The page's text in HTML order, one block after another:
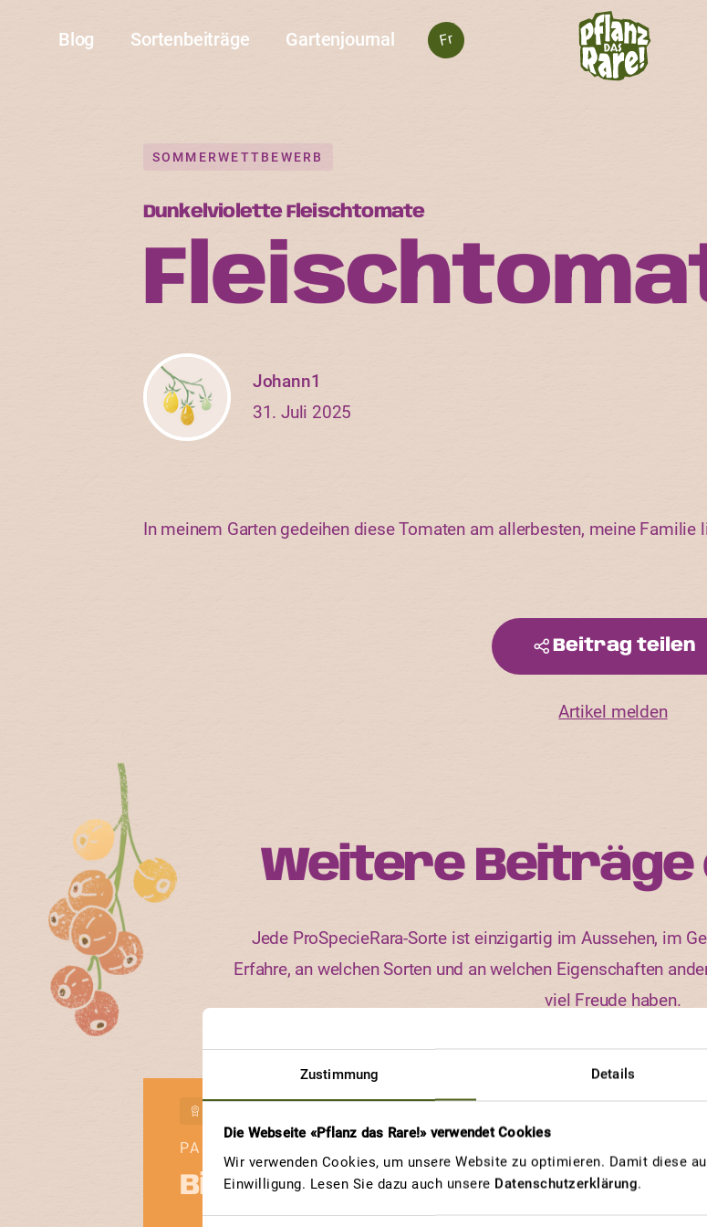
Zustimmung Details
Die Webseite «Pflanz das Rare!» verwendet Cookies
Wir verwenden Cookies, um unsere Website zu optimieren. Damit diese
Einwilligung. Lesen Sie dazu auch unsere Datenschutzerklärung.
Fr
Blog Sortenbeiträge Gartenjournal
SOMMERWETTBEWERB
Dunkelviolette Fleischtomate
Johann1
31. Juli 2025
In meinem Garten gedeihen diese Tomaten am allerbesten, meine Familie
Beitrag teilen
Artikel melden
Weitere Beiträge
Jede ProSpecieRara-Sorte ist einzigartig im Aussehen, im
Erfahre, an welchen Sorten und an welchen Eigenschaften
viel Freude haben.
PASTORENBIRNE
Birnenmost
Die Dätwyler